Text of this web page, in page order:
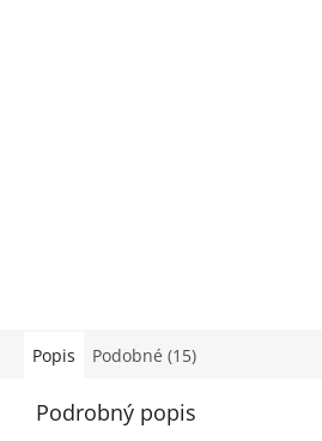
Popis Podobné (15)
Podrobný popis